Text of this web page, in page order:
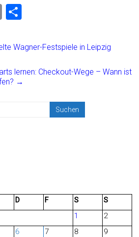
Pr
t
e
Wagner-Festspiele in Leipzig
lernen: Checkout-Wege – Wann ist
→
D F S
S
1
2
6 7 8
9